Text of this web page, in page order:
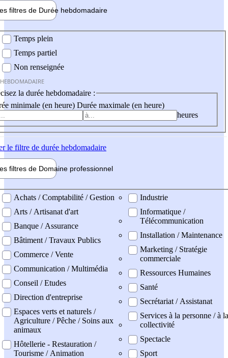
filtres de Durée hebdomadaire
Temps plein
Temps partiel
Non renseignée
la durée hebdomadaire :
minimale (en heure) Durée maximale (en heure)
heures
le filtre de durée hebdomadaire
filtres de Domaine professionnel
professionel
Achats / Comptabilité / Gestion
Arts / Artisanat d'art
Banque / Assurance
Bâtiment / Travaux Publics
Commerce / Vente
Communication / Multimédia
Conseil / Etudes
Direction d'entreprise
Espaces verts et naturels /
Agriculture / Pêche / Soins aux
animaux
Hôtellerie - Restauration /
Tourisme / Animation
Industrie
Informatique /
Télécommunication
Installation / Maintenance
Marketing / Stratégie
commerciale
Ressources Humaines
Santé
Secrétariat / Assistanat
Services à la personne / à la
collectivité
Spectacle
Sport